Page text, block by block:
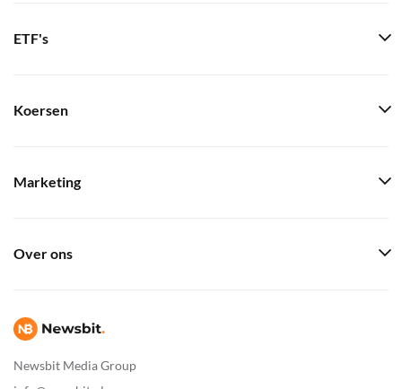
Newsbit Media Group
ETF's
Koersen
Marketing
Over ons